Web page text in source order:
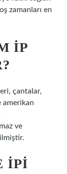
zamanları en
IP
çantalar,
amerikan
ve
IPI